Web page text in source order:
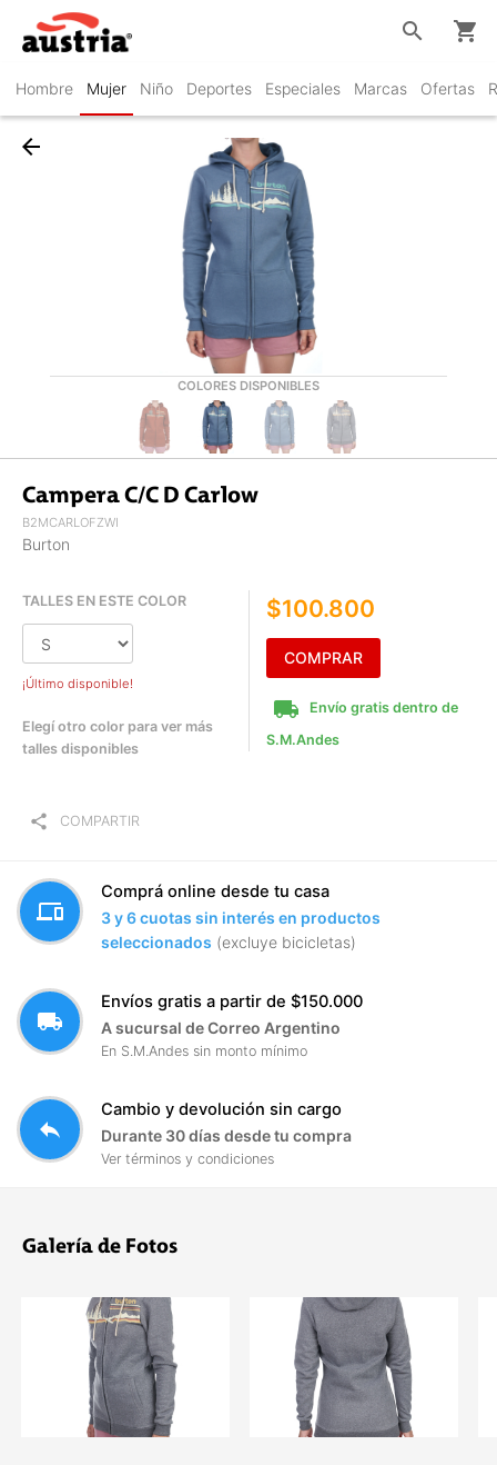
Hombre Mujer Niño Deportes Especiales Marcas Ofertas
search shopping_cart
COLORES DISPONIBLES
arrow_back
Campera C/C D Carlow
B2MCARLOFZWI
Burton
TALLES EN ESTE COLOR
¡Último disponible!
Elegí otro color para ver más
talles disponibles
$100.800
COMPRAR
local_shipping
Envío gratis dentro de
S.M.Andes
share COMPARTIR
devices
Comprá online desde tu casa
3 y 6 cuotas sin interés en productos
seleccionados (excluye bicicletas)
local_shipping
Envíos gratis a partir de $150.000
A sucursal de Correo Argentino
En S.M.Andes sin monto mínimo
reply
Cambio y devolución sin cargo
Durante 30 días desde tu compra
Ver términos y condiciones
Galería de Fotos